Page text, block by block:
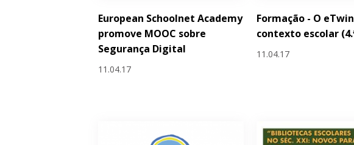
European Schoolnet Academy
promove MOOC sobre
Segurança Digital
11.04.17
Formação - O
contexto escolar
11.04.17